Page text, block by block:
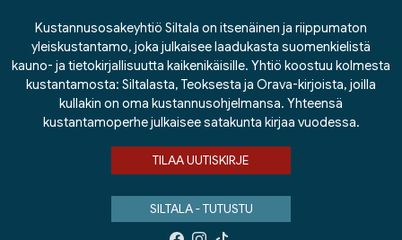
Kustannusosakeyhtiö Siltala on itsenäinen ja riippumaton
yleiskustantamo, joka julkaisee laadukasta suomenkielistä
kauno- ja tietokirjallisuutta kaikenikäisille. Yhtiö koostuu kolmesta
kustantamosta: Siltalasta, Teoksesta ja Orava-kirjoista, joilla
kullakin on oma kustannusohjelmansa. Yhteensä
kustantamoperhe julkaisee satakunta kirjaa vuodessa.
TILAA UUTISKIRJE
SILTALA - TUTUSTU